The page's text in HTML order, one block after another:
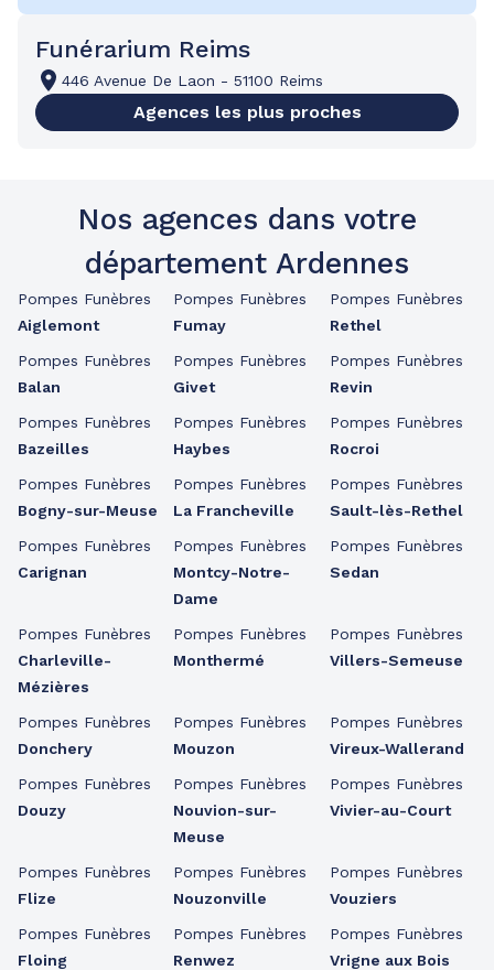
Funérarium Reims
446 Avenue De Laon - 51100 Reims
Agences les plus proches
Nos agences dans votre
département Ardennes
Pompes Funèbres
Aiglemont
Pompes Funèbres
Balan
Pompes Funèbres
Bazeilles
Pompes Funèbres
Bogny-sur-Meuse
Pompes Funèbres
Carignan
Pompes Funèbres
Charleville-
Mézières
Pompes Funèbres
Donchery
Pompes Funèbres
Douzy
Pompes Funèbres
Flize
Pompes Funèbres
Floing
Pompes Funèbres
Fumay
Pompes Funèbres
Givet
Pompes Funèbres
Haybes
Pompes Funèbres
La Francheville
Pompes Funèbres
Montcy-Notre-
Dame
Pompes Funèbres
Monthermé
Pompes Funèbres
Mouzon
Pompes Funèbres
Nouvion-sur-
Meuse
Pompes Funèbres
Nouzonville
Pompes Funèbres
Renwez
Pompes Funèbres
Rethel
Pompes Funèbres
Revin
Pompes Funèbres
Rocroi
Pompes Funèbres
Sault-lès-Rethel
Pompes Funèbres
Sedan
Pompes Funèbres
Villers-Semeuse
Pompes Funèbres
Vireux-Wallerand
Pompes Funèbres
Vivier-au-Court
Pompes Funèbres
Vouziers
Pompes Funèbres
Vrigne aux Bois